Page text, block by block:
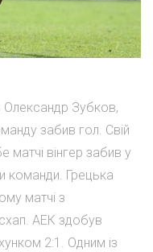
Олександр Зубков,
забив гол. Свій
вінгер забив у
команди. Грецька
матчі з
АЕК здобув
2:1. Одним із